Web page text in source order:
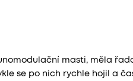
masti, měla
se po nich rychle hojil a